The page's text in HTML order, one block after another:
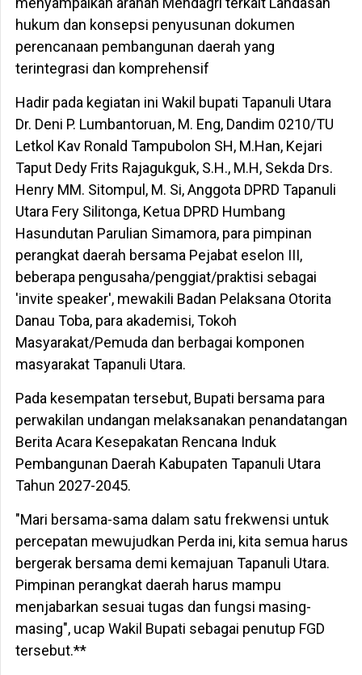
hukum dan konsepsi penyusunan dokumen
perencanaan pembangunan daerah yang
terintegrasi dan komprehensif
Hadir pada kegiatan ini Wakil bupati Tapanuli Utara
Dr. Deni P. Lumbantoruan, M. Eng, Dandim 0210/TU
Letkol Kav Ronald Tampubolon SH, M.Han, Kejari
Taput Dedy Frits Rajagukguk, S.H., M.H, Sekda Drs.
Henry MM. Sitompul, M. Si, Anggota DPRD Tapanuli
Utara Fery Silitonga, Ketua DPRD Humbang
Hasundutan Parulian Simamora, para pimpinan
perangkat daerah bersama Pejabat eselon III,
beberapa pengusaha/penggiat/praktisi sebagai
'invite speaker', mewakili Badan Pelaksana Otorita
Danau Toba, para akademisi, Tokoh
Masyarakat/Pemuda dan berbagai komponen
masyarakat Tapanuli Utara.
Pada kesempatan tersebut, Bupati bersama para
perwakilan undangan melaksanakan penandatangan
Berita Acara Kesepakatan Rencana Induk
Pembangunan Daerah Kabupaten Tapanuli Utara
Tahun 2027-2045.
"Mari bersama-sama dalam satu frekwensi untuk
percepatan mewujudkan Perda ini, kita semua harus
bergerak bersama demi kemajuan Tapanuli Utara.
Pimpinan perangkat daerah harus mampu
menjabarkan sesuai tugas dan fungsi masing-
masing", ucap Wakil Bupati sebagai penutup FGD
tersebut.**